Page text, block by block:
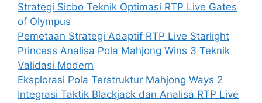
Strategi Sicbo Teknik Optimasi RTP Live Gates
of Olympus
Pemetaan Strategi Adaptif RTP Live Starlight
Princess Analisa Pola Mahjong Wins 3 Teknik
Validasi Modern
Eksplorasi Pola Terstruktur Mahjong Ways 2
Integrasi Taktik Blackjack dan Analisa RTP Live